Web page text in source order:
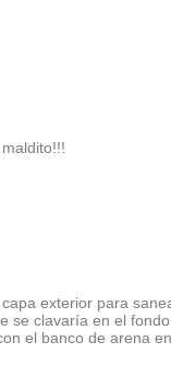
exterior para
se clavaría en el
el banco de arena